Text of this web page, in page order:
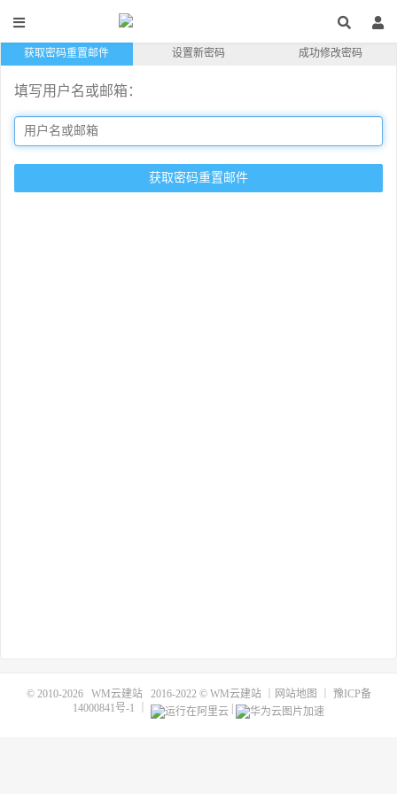
获取密码重置邮件 设置新密码 成功修改密码
填写用户名或邮箱：
© 2010-2026 WM云建站2016-2022 © WM云建站｜ 网站地图
豫ICP备
14000841号-1